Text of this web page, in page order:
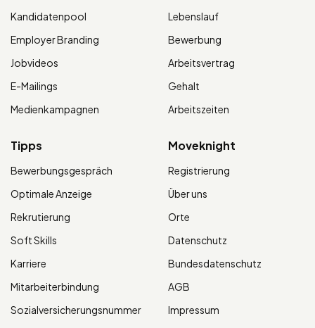
Kandidatenpool
Employer Branding
Jobvideos
E-Mailings
Medienkampagnen
Lebenslauf
Bewerbung
Arbeitsvertrag
Gehalt
Arbeitszeiten
Tipps
Bewerbungsgespräch
Optimale Anzeige
Rekrutierung
Soft Skills
Karriere
Mitarbeiterbindung
Sozialversicherungsnummer
Moveknight
Registrierung
Über uns
Orte
Datenschutz
Bundesdatenschutz
AGB
Impressum